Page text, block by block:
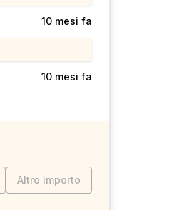
10 mesi fa
10 mesi fa
Altro importo